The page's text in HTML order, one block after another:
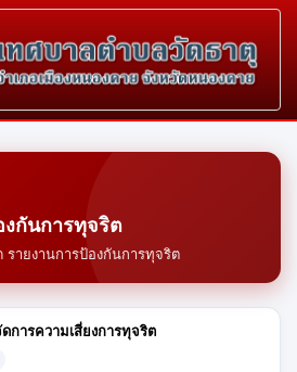
งกันการทุจริต
รายงานการป้องกันการทุจริต
การความเสี่ยงการทุจริต